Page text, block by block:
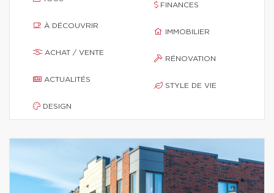
À DÉCOUVRIR
ACHAT / VENTE
ACTUALITÉS
DESIGN
FINANCES
IMMOBILIER
RÉNOVATION
STYLE DE VIE